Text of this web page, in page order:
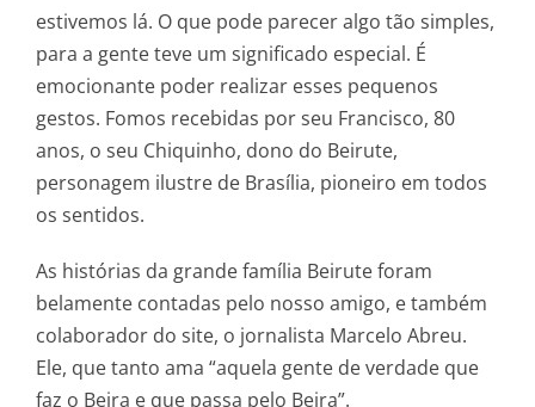
estivemos lá. O que pode parecer algo tão simples,
para a gente teve um significado especial. É
emocionante poder realizar esses pequenos
gestos. Fomos recebidas por seu Francisco, 80
anos, o seu Chiquinho, dono do Beirute,
personagem ilustre de Brasília, pioneiro em todos
os sentidos.
As histórias da grande família Beirute foram
belamente contadas pelo nosso amigo, e também
colaborador do site, o jornalista Marcelo Abreu.
Ele, que tanto ama “aquela gente de verdade que
faz o Beira e que passa pelo Beira”.